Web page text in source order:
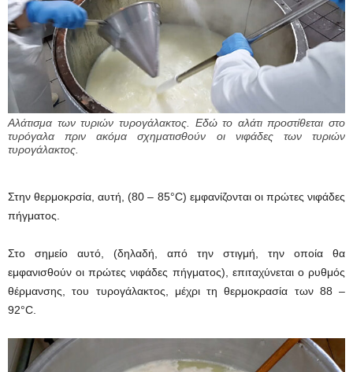
Αλάτισμα των τυριών τυρογάλακτος. Εδώ το αλάτι προστίθεται στο
τυρόγαλα πριν ακόμα σχηματισθούν οι νιφάδες των τυριών
τυρογάλακτος.
Στην θερμοκρσία, αυτή, (80 – 85°C) εμφανίζονται οι πρώτες νιφάδες
πήγματος.
Στο σημείο αυτό, (δηλαδή, από την στιγμή, την οποία θα
εμφανισθούν οι πρώτες νιφάδες πήγματος), επιταχύνεται ο ρυθμός
θέρμανσης, του τυρογάλακτος, μέχρι τη θερμoκρασία των 88 –
92°C.